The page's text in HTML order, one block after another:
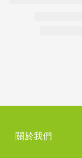
關於我們